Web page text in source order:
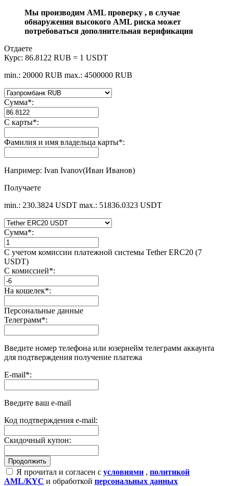
Мы производим AML проверку , в случае
обнаружения высокого AML риска может
потребоваться дополнительная верификация
Отдаете
Курс: 86.8122 RUB = 1 USDT
min.: 20000 RUB max.: 4500000 RUB
Сумма*:
С карты*:
Фамилия и имя владельца карты*:
Например: Ivan Ivanov(Иван Иванов)
Получаете
min.: 230.3824 USDT max.: 51836.0323 USDT
Сумма*:
С учетом комиссии платежной системы Tether ERC20 (7
USDT)
С комиссией*:
На кошелек*:
Персональные данные
Телеграмм*:
Введите номер телефона или юзернейм телеграмм аккаунта
для подтверждения получение платежа
E-mail*:
Введите ваш e-mail
Код подтверждения e-mail:
Скидочный купон:
Я прочитал и согласен с условиями , политикой
AML/KYC и обработкой персональных данных